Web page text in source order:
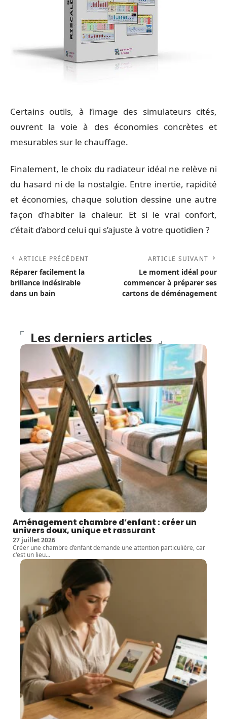
Certains outils, à l’image des simulateurs cités,
ouvrent la voie à des économies concrètes et
mesurables sur le chauffage.
Finalement, le choix du radiateur idéal ne relève ni
du hasard ni de la nostalgie. Entre inertie, rapidité
et économies, chaque solution dessine une autre
façon d’habiter la chaleur. Et si le vrai confort,
c’était d’abord celui qui s’ajuste à votre quotidien ?
ARTICLE PRÉCÉDENT
Réparer facilement la
brillance indésirable
dans un bain
ARTICLE SUIVANT
Le moment idéal pour
commencer à préparer ses
cartons de déménagement
Les derniers articles
Aménagement chambre d’enfant : créer un
univers doux, unique et rassurant
27 juillet 2026
Créer une chambre d’enfant demande une attention particulière, car
c'est un lieu…